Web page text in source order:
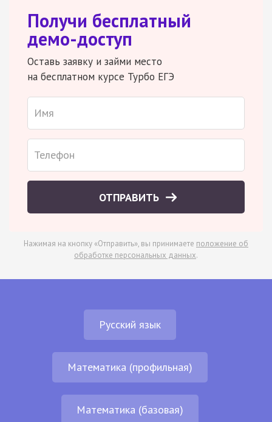
Получи бесплатный
демо-доступ
Оставь заявку и займи место
на бесплатном курсе Турбо ЕГЭ
ОТПРАВИТЬ
Нажимая на кнопку «Отправить», вы принимаете положение об
обработке персональных данных.
Русский язык
Математика (профильная)
Математика (базовая)